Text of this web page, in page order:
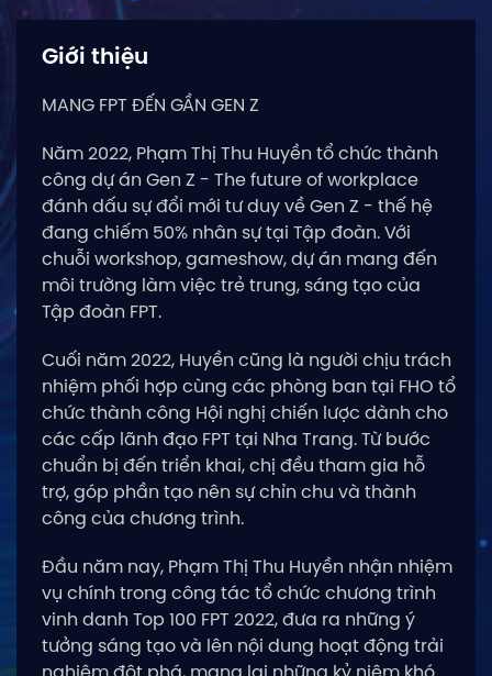
Giới thiệu
MANG FPT ĐẾN GẦN GEN Z
Năm 2022, Phạm Thị Thu Huyền tổ chức thành
công dự án Gen Z - The future of workplace
đánh dấu sự đổi mới tư duy về Gen Z - thế hệ
đang chiếm 50% nhân sự tại Tập đoàn. Với
chuỗi workshop, gameshow, dự án mang đến
môi trường làm việc trẻ trung, sáng tạo của
Tập đoàn FPT.
Cuối năm 2022, Huyền cũng là người chịu trách
nhiệm phối hợp cùng các phòng ban tại FHO tổ
chức thành công Hội nghị chiến lược dành cho
các cấp lãnh đạo FPT tại Nha Trang. Từ bước
chuẩn bị đến triển khai, chị đều tham gia hỗ
trợ, góp phần tạo nên sự chỉn chu và thành
công của chương trình.
Đầu năm nay, Phạm Thị Thu Huyền nhận nhiệm
vụ chính trong công tác tổ chức chương trình
vinh danh Top 100 FPT 2022, đưa ra những ý
tưởng sáng tạo và lên nội dung hoạt động trải